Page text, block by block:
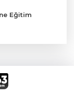
Eğitim